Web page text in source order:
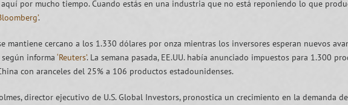
aquí por mucho tiempo. Cuando estás en una industria que no está reponiendo lo que
.
mantiene cercano a los 1.330 dólares por onza mientras los inversores esperan nuevos
informa ‘Reuters’. La semana pasada, EE.UU. había anunciado impuestos para 1.300
con aranceles del 25% a 106 productos estadounidenses.
director ejecutivo de U.S. Global Investors, pronostica un crecimiento en la demanda